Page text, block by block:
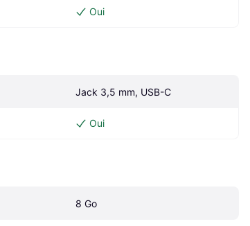
Oui
Jack 3,5 mm, USB-C
Oui
8 Go